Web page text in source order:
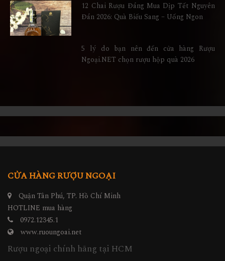
12 Chai Rượu Đáng Mua Dịp Tết Nguyên
Đán 2026: Quà Biếu Sang – Uống Ngon
5 lý do bạn nên đến cửa hàng Rượu
Ngoại.NET chọn rượu hộp quà 2026
CỬA HÀNG RƯỢU NGOẠI
Quận Tân Phú, TP. Hồ Chí Minh
HOTLINE mua hàng
0972.12345.1
www.ruoungoai.net
Rượu ngoại chính hãng tại HCM